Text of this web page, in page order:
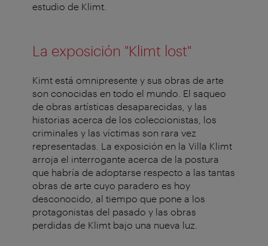
estudio de Klimt.
La exposición "Klimt lost"
Kimt está omnipresente y sus obras de arte
son conocidas en todo el mundo. El saqueo
de obras artísticas desaparecidas, y las
historias acerca de los coleccionistas, los
criminales y las víctimas son rara vez
representadas. La exposición en la Villa Klimt
arroja el interrogante acerca de la postura
que habría de adoptarse respecto a las tantas
obras de arte cuyo paradero es hoy
desconocido, al tiempo que pone a los
protagonistas del pasado y las obras
perdidas de Klimt bajo una nueva luz.